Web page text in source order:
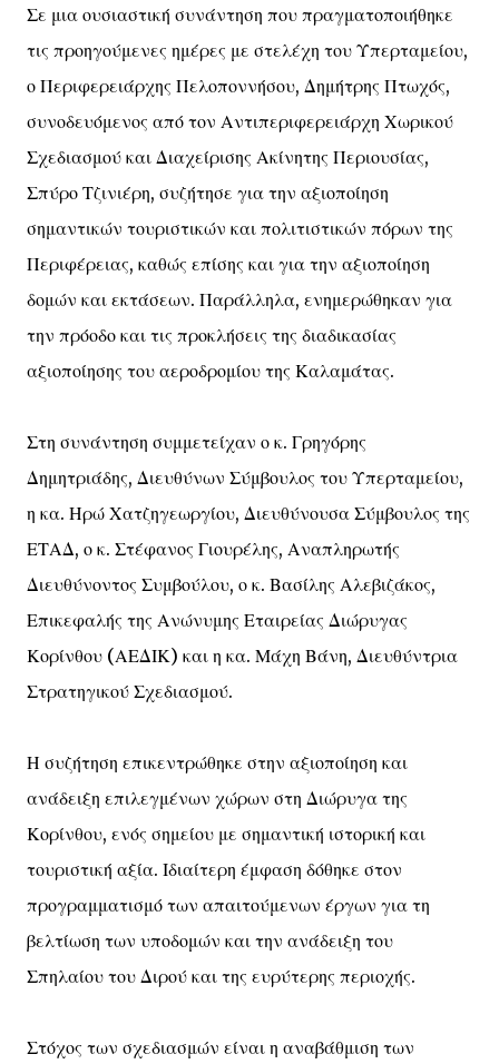
Σε μια ουσιαστική συνάντηση που πραγματοποιήθηκε
τις προηγούμενες ημέρες με στελέχη του Υπερταμείου,
ο Περιφερειάρχης Πελοποννήσου, Δημήτρης Πτωχός,
συνοδευόμενος από τον Αντιπεριφερειάρχη Χωρικού
Σχεδιασμού και Διαχείρισης Ακίνητης Περιουσίας,
Σπύρο Τζινιέρη, συζήτησε για την αξιοποίηση
σημαντικών τουριστικών και πολιτιστικών πόρων της
Περιφέρειας, καθώς επίσης και για την αξιοποίηση
δομών και εκτάσεων. Παράλληλα, ενημερώθηκαν για
την πρόοδο και τις προκλήσεις της διαδικασίας
αξιοποίησης του αεροδρομίου της Καλαμάτας.
Στη συνάντηση συμμετείχαν ο κ. Γρηγόρης
Δημητριάδης, Διευθύνων Σύμβουλος του Υπερταμείου,
η κα. Ηρώ Χατζηγεωργίου, Διευθύνουσα Σύμβουλος της
ΕΤΑΔ, ο κ. Στέφανος Γιουρέλης, Αναπληρωτής
Διευθύνοντος Συμβούλου, ο κ. Βασίλης Αλεβιζάκος,
Επικεφαλής της Ανώνυμης Εταιρείας Διώρυγας
Κορίνθου (ΑΕΔΙΚ) και η κα. Μάχη Βάνη, Διευθύντρια
Στρατηγικού Σχεδιασμού.
Η συζήτηση επικεντρώθηκε στην αξιοποίηση και
ανάδειξη επιλεγμένων χώρων στη Διώρυγα της
Κορίνθου, ενός σημείου με σημαντική ιστορική και
τουριστική αξία. Ιδιαίτερη έμφαση δόθηκε στον
προγραμματισμό των απαιτούμενων έργων για τη
βελτίωση των υποδομών και την ανάδειξη του
Σπηλαίου του Διρού και της ευρύτερης περιοχής.
Στόχος των σχεδιασμών είναι η αναβάθμιση των